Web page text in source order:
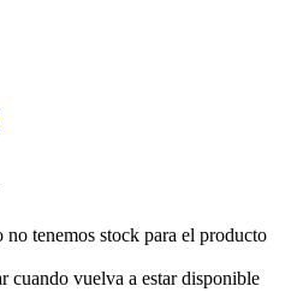
tenemos stock para el producto
cuando vuelva a estar disponible